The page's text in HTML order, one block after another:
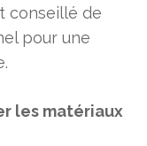
conseillé de
pour une
les matériaux